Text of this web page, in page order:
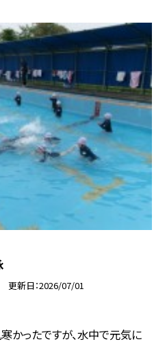
更新日 2026/07/01
かったですが、水中で元気に